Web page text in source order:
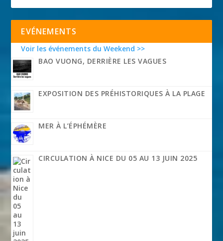
EVÉNEMENTS
Voir les événements du Weekend >>
BAO VUONG, DERRIÈRE LES VAGUES
EXPOSITION DES PRÉHISTORIQUES À LA PLAGE
MER À L’ÉPHÉMÈRE
CIRCULATION À NICE DU 05 AU 13 JUIN 2025